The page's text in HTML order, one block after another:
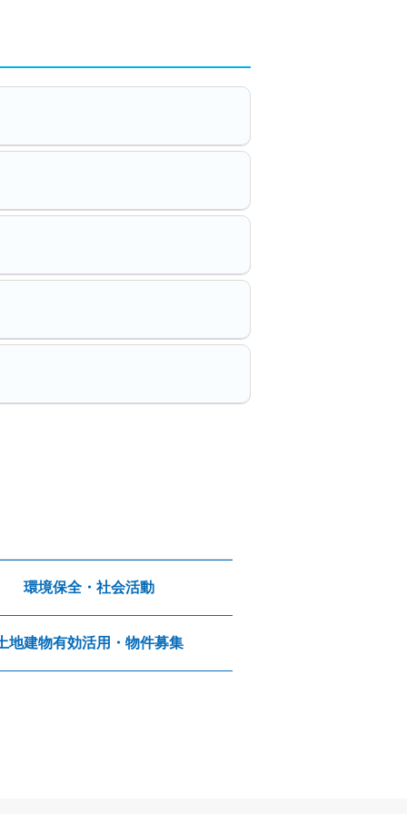
環境保全・社会活動
地建物有効活用・物件募集